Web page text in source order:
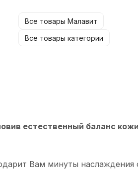
Все товары Малавит
Все товары категории
естественный баланс
Вам минуты наслаждения